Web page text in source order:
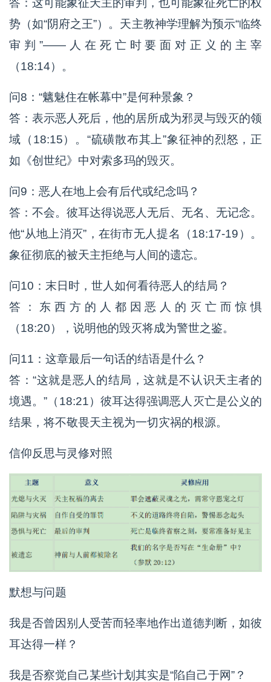
答：这可能象征天主的审判，也可能象征死亡的权
势（如“阴府之王”）。天主教神学理解为预示“临终
审判”——人在死亡时要面对正义的主宰
（18:14）。
问8：“魑魅住在帐幕中”是何种景象？
答：表示恶人死后，他的居所成为邪灵与毁灭的领
域（18:15）。“硫磺散布其上”象征神的烈怒，正
如《创世纪》中对索多玛的毁灭。
问9：恶人在地上会有后代或纪念吗？
答：不会。彼耳达得说恶人无后、无名、无记念。
他“从地上消灭”，在街市无人提名（18:17-19）。
象征彻底的被天主拒绝与人间的遗忘。
问10：末日时，世人如何看待恶人的结局？
答：东西方的人都因恶人的灭亡而惊惧
（18:20），说明他的毁灭将成为警世之鉴。
问11：这章最后一句话的结语是什么？
答：“这就是恶人的结局，这就是不认识天主者的
境遇。”（18:21）彼耳达得强调恶人灭亡是公义的
结果，将不敬畏天主视为一切灾祸的根源。
信仰反思与灵修对照
默想与问题
我是否曾因别人受苦而轻率地作出道德判断，如彼
耳达得一样？
我是否察觉自己某些计划其实是“陷自己于网”？